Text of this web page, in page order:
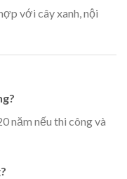
với cây xanh, nội
năm nếu thi công và